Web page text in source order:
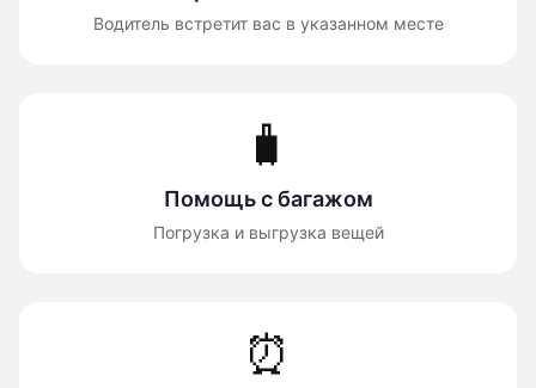
Водитель встретит вас в указанном месте
🧳
Помощь с багажом
Погрузка и выгрузка вещей
⏰